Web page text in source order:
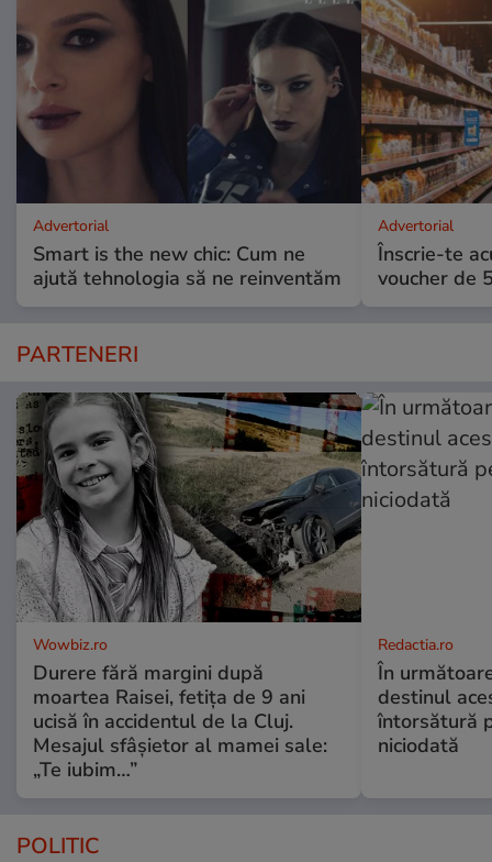
Advertorial
Smart is the new chic: Cum ne
ajută tehnologia să ne reinventăm
Advertorial
Înscrie-te
voucher de
PARTENERI
Wowbiz.ro
Durere fără margini după
moartea Raisei, fetița de 9 ani
ucisă în accidentul de la Cluj.
Mesajul sfâșietor al mamei sale:
„Te iubim…”
Redactia.ro
În
destinul
întorsătură
niciodată
POLITIC